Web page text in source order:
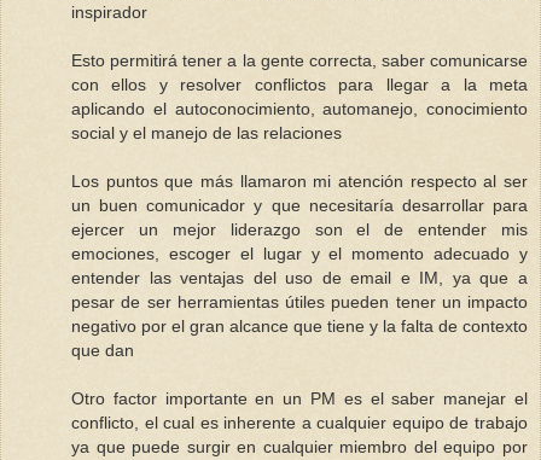
inspirador
Esto permitirá tener a la gente correcta, saber comunicarse
con ellos y resolver conflictos para llegar a la meta
aplicando el autoconocimiento, automanejo, conocimiento
social y el manejo de las relaciones
Los puntos que más llamaron mi atención respecto al ser
un buen comunicador y que necesitaría desarrollar para
ejercer un mejor liderazgo son el de entender mis
emociones, escoger el lugar y el momento adecuado y
entender las ventajas del uso de email e IM, ya que a
pesar de ser herramientas útiles pueden tener un impacto
negativo por el gran alcance que tiene y la falta de contexto
que dan
Otro factor importante en un PM es el saber manejar el
conflicto, el cual es inherente a cualquier equipo de trabajo
ya que puede surgir en cualquier miembro del equipo por